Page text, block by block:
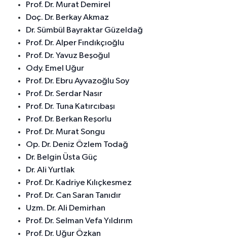
Prof. Dr. Murat Demirel
Doç. Dr. Berkay Akmaz
Dr. Sümbül Bayraktar Güzeldağ
Prof. Dr. Alper Fındıkçıoğlu
Prof. Dr. Yavuz Beşoğul
Ody. Emel Uğur
Prof. Dr. Ebru Ayvazoğlu Soy
Prof. Dr. Serdar Nasır
Prof. Dr. Tuna Katırcıbaşı
Prof. Dr. Berkan Reşorlu
Prof. Dr. Murat Songu
Op. Dr. Deniz Özlem Todağ
Dr. Belgin Üsta Güç
Dr. Ali Yurtlak
Prof. Dr. Kadriye Kılıçkesmez
Prof. Dr. Can Saran Tanıdır
Uzm. Dr. Ali Demirhan
Prof. Dr. Selman Vefa Yıldırım
Prof. Dr. Uğur Özkan